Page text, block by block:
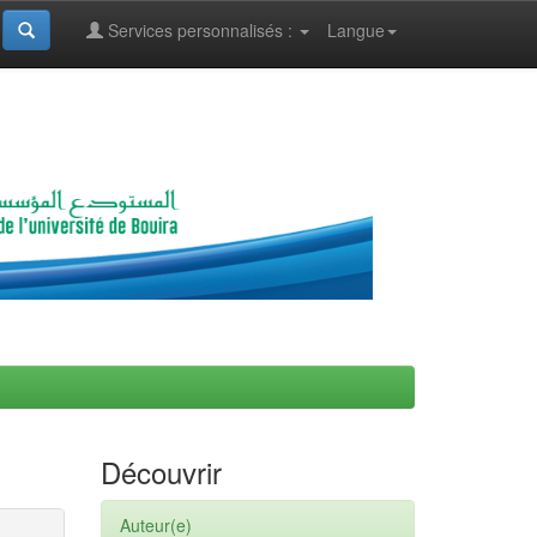
Langue
Services personnalisés :
Découvrir
Auteur(e)